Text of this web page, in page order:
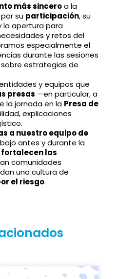
más sinceroa la
su participación, su
la apertura para
y retos del
especialmente el
durante las sesiones
estrategias de
y equipos que
presas —en particular, a
la jornada en la Presa de
explicaciones
a nuestro equipo de
antes y durante la
fortalecen las
comunidades
una cultura de
el riesgo.